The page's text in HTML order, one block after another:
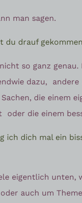
man sagen.
du drauf
so ganz
dazu,
die einem
oder die einem
ich dich mal ein
eigentlich unten,
auch um